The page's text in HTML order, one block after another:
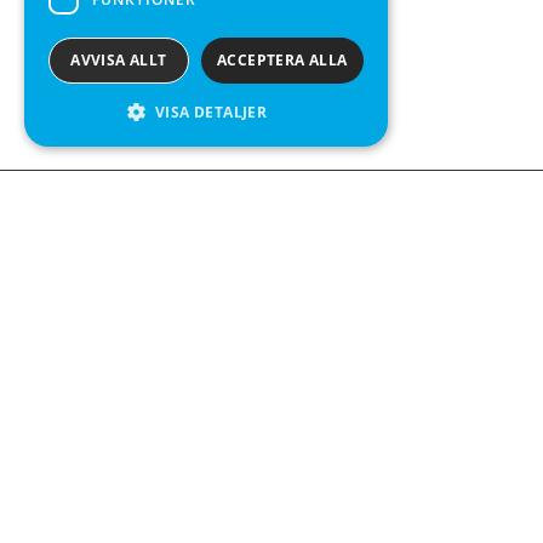
ACCEPTERA ALLA
AVVISA ALLT
VISA DETALJER